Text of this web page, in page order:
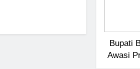
Bupati
Awasi